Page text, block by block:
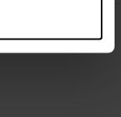
Reactiv 1-3 High